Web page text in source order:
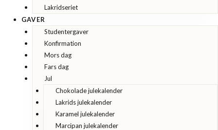
Lakridseriet
GAVER
Studentergaver
Konfirmation
Mors dag
Fars dag
Jul
Chokolade julekalender
Lakrids julekalender
Karamel julekalender
Marcipan julekalender